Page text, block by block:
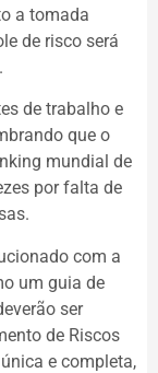
a tomada
de risco será
de trabalho e
que o
mundial de
por falta de
com a
um guia de
ser
de Riscos
e completa,